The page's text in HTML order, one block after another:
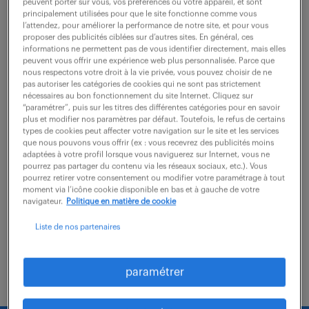
Nantes (44) intérim
12 mois
26 000 € / an
A ce titre, vous rejoignez une équipe de
technicien(ne)s informatique. Votre mission consiste
à diagnostiquer et traiter les incidents ou les
demandes informatique sur des problématiques liées
à...
voir l'offre
peuvent porter sur vous, vos préférences ou votre appareil, et sont
principalement utilisées pour que le site fonctionne comme vous
l’attendez, pour améliorer la performance de notre site, et pour vous
proposer des publicités ciblées sur d’autres sites. En général, ces
informations ne permettent pas de vous identifier directement, mais elles
peuvent vous offrir une expérience web plus personnalisée. Parce que
nous respectons votre droit à la vie privée, vous pouvez choisir de ne
pas autoriser les catégories de cookies qui ne sont pas strictement
nécessaires au bon fonctionnement du site Internet. Cliquez sur
“paramétrer”, puis sur les titres des différentes catégories pour en savoir
plus et modifier nos paramètres par défaut. Toutefois, le refus de certains
types de cookies peut affecter votre navigation sur le site et les services
que nous pouvons vous offrir (ex : vous recevrez des publicités moins
adaptées à votre profil lorsque vous naviguerez sur Internet, vous ne
pourrez pas partager du contenu via les réseaux sociaux, etc.). Vous
pourrez retirer votre consentement ou modifier votre paramétrage à tout
moment via l’icône cookie disponible en bas et à gauche de votre
navigateur.
Politique en matière de cookie
Liste de nos partenaires
paramétrer